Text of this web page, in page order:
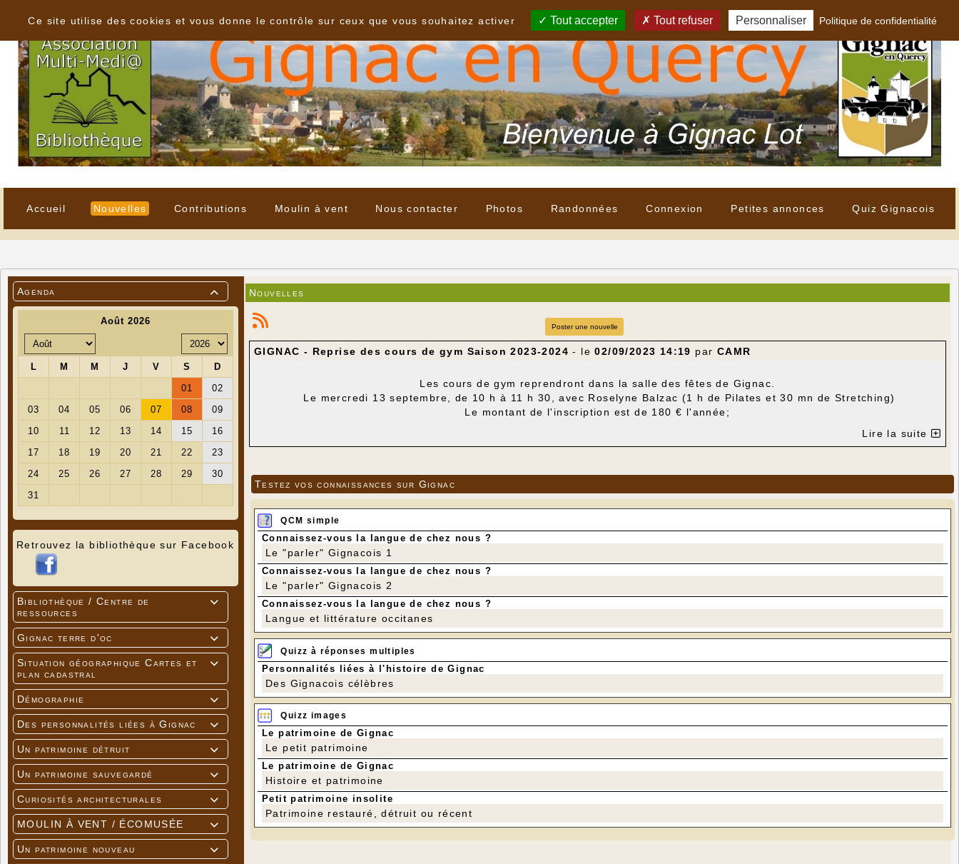
Accueil Nouvelles Contributions Moulin à vent Nous contacter Photos Randonnées Connexion Petites annonces Quiz Gignacois

Agenda
Retrouvez la bibliothèque sur Facebook

Bibliothèque / Centre de
ressources

Gignac terre d'oc

Situation géographique Cartes et
plan cadastral

Démographie

Des personnalités liées à Gignac

Un patrimoine détruit

Un patrimoine sauvegardé

Curiosités architecturales

MOULIN À VENT / ÉCOMUSÉE

Un patrimoine nouveau
Nouvelles
Poster une nouvelle
GIGNAC - Reprise des cours de gym Saison 2023-2024 - le02/09/2023 14:19 par CAMR
Les cours de gym reprendront dans la salle des fêtes de Gignac.
Le mercredi 13 septembre, de 10 h à 11 h 30, avec Roselyne Balzac (1 h de Pilates et 30 mn de Stretching)
Le montant de l'inscription est de 180 € l'année;
Pour tout renseignement, contacter Annette Debrie - 06 89 44 72 46
Lire la suite
Testez vos connaissances sur Gignac
QCM simple
Connaissez-vous la langue de chez nous ?
Le "parler" Gignacois 1
Connaissez-vous la langue de chez nous ?
Le "parler" Gignacois 2
Connaissez-vous la langue de chez nous ?
Langue et littérature occitanes
Quizz à réponses multiples
Personnalités liées à l'histoire de Gignac
Des Gignacois célèbres
Quizz images
Le patrimoine de Gignac
Le petit patrimoine
Le patrimoine de Gignac
Histoire et patrimoine
Petit patrimoine insolite
Patrimoine restauré, détruit ou récent
Ce site utilise des cookies et vous donne le contrôle sur ceux que vous souhaitez activer
Tout accepter Tout refuser Personnaliser Politique de confidentialité